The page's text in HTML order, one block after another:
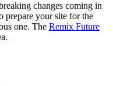
changes coming in
prepare your site for the
one. The Remix Future